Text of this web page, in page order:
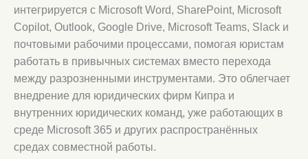
интегрируется с Microsoft Word, SharePoint, Microsoft
Copilot, Outlook, Google Drive, Microsoft Teams, Slack и
почтовыми рабочими процессами, помогая юристам
работать в привычных системах вместо перехода
между разрозненными инструментами. Это облегчает
внедрение для юридических фирм Кипра и
внутренних юридических команд, уже работающих в
среде Microsoft 365 и других распространённых
средах совместной работы.